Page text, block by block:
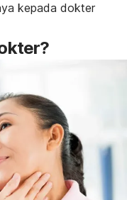
kepada dokter